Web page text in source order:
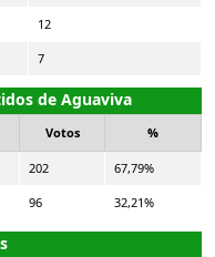
12
7
de Aguaviva
Votos %
202 67,79%
96 32,21%